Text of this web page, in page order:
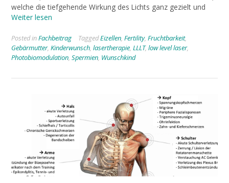
welche die tiefgehende Wirkung des Lichts ganz gezielt und
Weiter lesen
Posted inFachbeitrag TaggedEizellen, Fertility, Fruchtbarkeit,
Gebärmutter, Kinderwunsch, lasertherapie, LLLT, low level laser,
Photobiomodulation, Spermien, Wunschkind